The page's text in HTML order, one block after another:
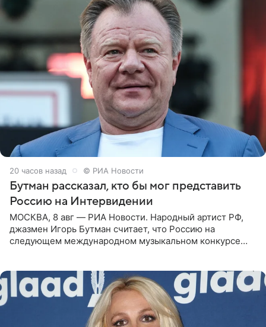
20 часов назад © РИА Новости
Бутман рассказал, кто бы мог представить
Россию на Интервидении
МОСКВА, 8 авг — РИА Новости. Народный артист РФ,
джазмен Игорь Бутман считает, что Россию на
следующем международном музыкальном конкурсе